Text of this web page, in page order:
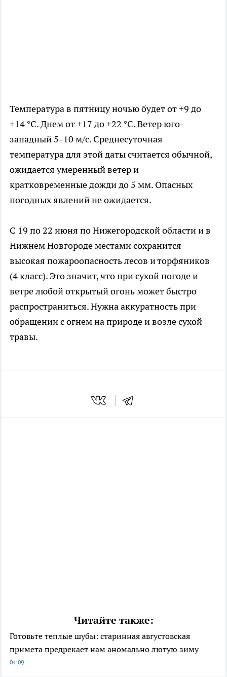
Температура в пятницу ночью будет от +9 до
+14 °С. Днем от +17 до +22 °С. Ветер юго-
западный 5–10 м/с. Среднесуточная
температура для этой даты считается обычной,
ожидается умеренный ветер и
кратковременные дожди до 5 мм. Опасных
погодных явлений не ожидается.
С 19 по 22 июня по Нижегородской области и в
Нижнем Новгороде местами сохранится
высокая пожароопасность лесов и торфяников
(4 класс). Это значит, что при сухой погоде и
ветре любой открытый огонь может быстро
распространиться. Нужна аккуратность при
обращении с огнем на природе и возле сухой
травы.
Читайте также:
Готовьте теплые шубы: старинная августовская
примета предрекает нам аномально лютую зиму
04:09